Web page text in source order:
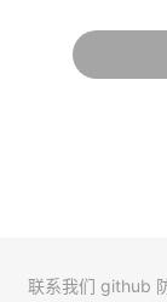
联系我们 github